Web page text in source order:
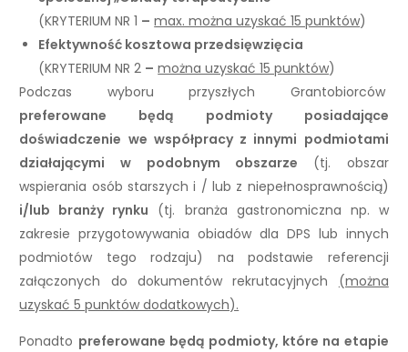
(KRYTERIUM NR 1 – max. można uzyskać 15 punktów)
Efektywność kosztowa przedsięwzięcia
(KRYTERIUM NR 2 – można uzyskać 15 punktów)
Podczas wyboru przyszłych Grantobiorców
preferowane będą podmioty posiadające
doświadczenie we współpracy z innymi podmiotami
działającymi w podobnym obszarze (tj. obszar
wspierania osób starszych i / lub z niepełnosprawnością)
i/lub branży rynku (tj. branża gastronomiczna np. w
zakresie przygotowywania obiadów dla DPS lub innych
podmiotów tego rodzaju) na podstawie referencji
załączonych do dokumentów rekrutacyjnych (można
uzyskać 5 punktów dodatkowych).
Ponadto preferowane będą podmioty, które na etapie